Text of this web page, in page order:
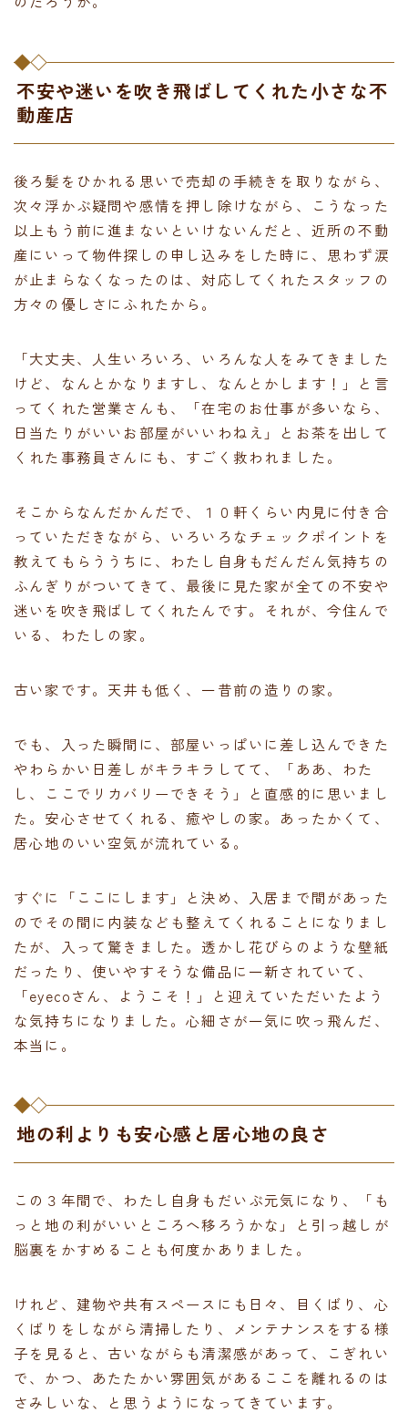
不安や迷いを吹き飛ばしてくれた小さな不
動産店
後ろ髪をひかれる思いで売却の手続きを取りながら、
次々浮かぶ疑問や感情を押し除けながら、こうなった
以上もう前に進まないといけないんだと、近所の不動
産にいって物件探しの申し込みをした時に、思わず涙
が止まらなくなったのは、対応してくれたスタッフの
方々の優しさにふれたから。
「大丈夫、人生いろいろ、いろんな人をみてきました
けど、なんとかなりますし、なんとかします！」と言
ってくれた営業さんも、「在宅のお仕事が多いなら、
日当たりがいいお部屋がいいわねえ」とお茶を出して
くれた事務員さんにも、すごく救われました。
そこからなんだかんだで、１０軒くらい内見に付き合
っていただきながら、いろいろなチェックポイントを
教えてもらううちに、わたし自身もだんだん気持ちの
ふんぎりがついてきて、最後に見た家が全ての不安や
迷いを吹き飛ばしてくれたんです。それが、今住んで
いる、わたしの家。
古い家です。天井も低く、一昔前の造りの家。
でも、入った瞬間に、部屋いっぱいに差し込んできた
やわらかい日差しがキラキラしてて、「ああ、わた
し、ここでリカバリーできそう」と直感的に思いまし
た。安心させてくれる、癒やしの家。あったかくて、
居心地のいい空気が流れている。
すぐに「ここにします」と決め、入居まで間があった
のでその間に内装なども整えてくれることになりまし
たが、入って驚きました。透かし花びらのような壁紙
だったり、使いやすそうな備品に一新されていて、
「eyecoさん、ようこそ！」と迎えていただいたよう
な気持ちになりました。心細さが一気に吹っ飛んだ、
本当に。
地の利よりも安心感と居心地の良さ
この３年間で、わたし自身もだいぶ元気になり、「も
っと地の利がいいところへ移ろうかな」と引っ越しが
脳裏をかすめることも何度かありました。
けれど、建物や共有スペースにも日々、目くばり、心
くばりをしながら清掃したり、メンテナンスをする様
子を見ると、古いながらも清潔感があって、こぎれい
で、かつ、あたたかい雰囲気があるここを離れるのは
さみしいな、と思うようになってきています。